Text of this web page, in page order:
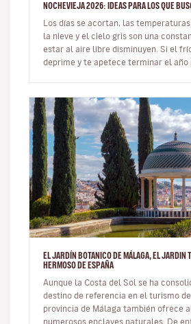
NOCHEVIEJA 2026: IDEAS PARA LOS QUE
Los días se acortan, las temperaturas
la nieve y el cielo gris son una
estar al aire libre disminuyen. Si el
deprime y te apetece terminar el
EL JARDÍN BOTANICO DE MÁLAGA, EL JARDIN
HERMOSO DE ESPAÑA
Aunque la Costa del Sol se ha
destino de referencia en el turismo
provincia de Málaga también ofrece
numerosos enclaves naturales. De entre todos ellos, sin